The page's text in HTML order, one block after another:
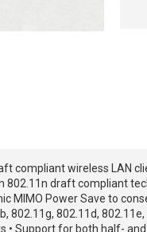
compliant wireless LAN
802.11n draft compliant
MIMO Power Save to
802.11g, 802.11d,
• Support for both half-